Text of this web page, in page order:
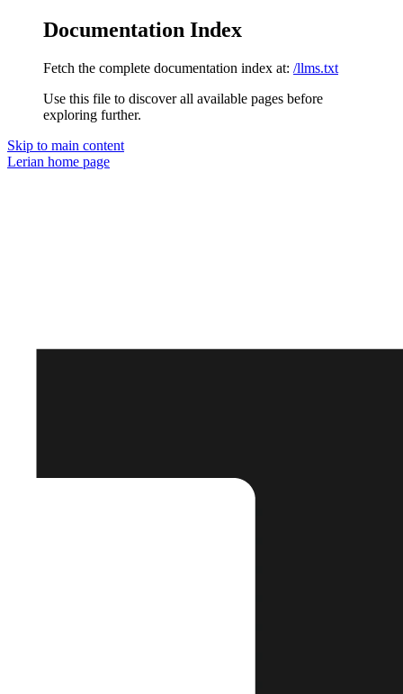
Documentation Index
Fetch the complete documentation index at: /llms.txt
Use this file to discover all available pages before
exploring further.
Skip to main content
Lerian home page